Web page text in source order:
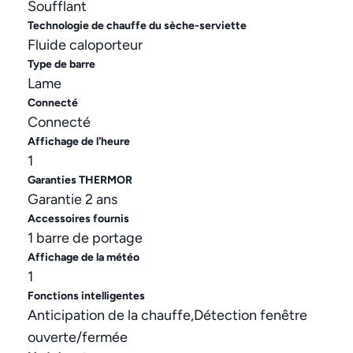
Soufflant
Technologie de chauffe du sèche-serviette
Fluide caloporteur
Type de barre
Lame
Connecté
Connecté
Affichage de l'heure
1
Garanties THERMOR
Garantie 2 ans
Accessoires fournis
1 barre de portage
Affichage de la météo
1
Fonctions intelligentes
Anticipation de la chauffe,Détection fenêtre
ouverte/fermée